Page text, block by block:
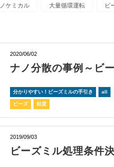
ケミカル 大量循環運転 ビ
2020/06/02
ナノ分散の事例～ビ
分かりやすい！ビーズミルの手引き all
ビーズ 粘度
2019/09/03
ビーズミル処理条件